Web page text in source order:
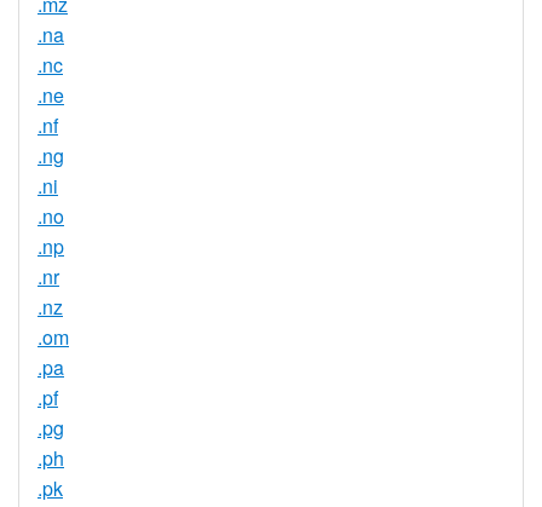
.na
.nc
.ne
.nf
.ng
.ni
.no
.np
.nr
.nz
.om
.pa
.pf
.pg
.ph
.pk